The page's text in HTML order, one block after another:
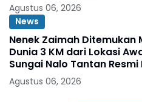
Agustus 06, 2026
News
Nenek Zaimah Ditemukan
Dunia 3 KM dari Lokasi
Sungai Nalo Tantan
Agustus 06, 2026